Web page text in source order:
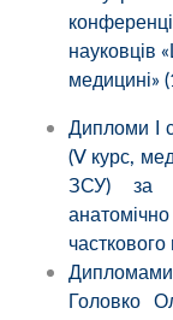
науковців
медицині»
Дипломи І
(V курс,
ЗСУ) за
Дипломами
Головко